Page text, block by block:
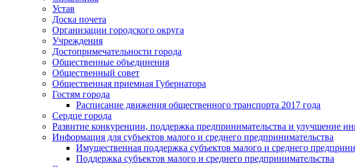
Устав
Доска почета
Организации городского округа
Учреждения
Достопримечательности города
Общественные объединения
Общественный совет
Общественная приемная Губернатора
Гостям города
Расписание движения общественного транспорта 2017 года
Сердце города
Развитие конкуренции, поддержка предпринимательства и улучшение
Информация для субъектов малого и среднего предпринимательства
Имущественная поддержка субъектов малого и среднего
Поддержка субъектов малого и среднего предпринимательства